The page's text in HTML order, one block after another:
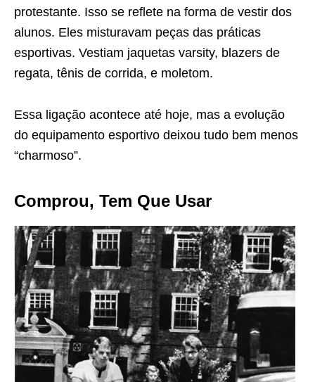
protestante. Isso se reflete na forma de vestir dos
alunos. Eles misturavam peças das práticas
esportivas. Vestiam jaquetas varsity, blazers de
regata, tênis de corrida, e moletom.
Essa ligação acontece até hoje, mas a evolução
do equipamento esportivo deixou tudo bem menos
“charmoso”.
Comprou, Tem Que Usar